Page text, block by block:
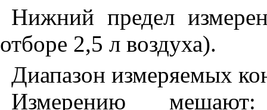
Нижний предел
отборе 2,5 л воздуха).
Диапазон измеряемых
Измерению мешают: